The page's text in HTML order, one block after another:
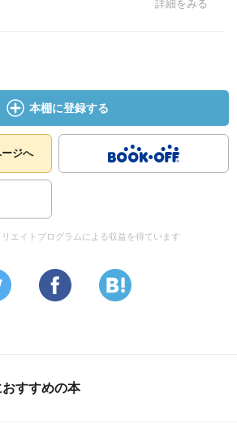
詳細をみる
本棚に登録する
ジへ
エイトプログラムによる収益を得ています
すすめの本